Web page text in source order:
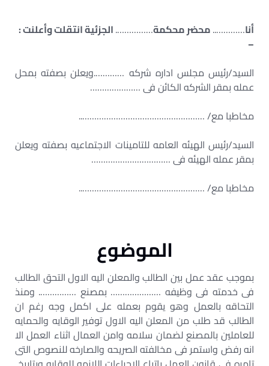
أنا…………..محضر محكمة…………….الجزئية انتقلت وأعلنت :
–
السيد/رئيس مجلس اداره شركه ………….ويعلن بصفته بمحل
عمله بمقر الشركه الكائن فى …………………
مخاطبا مع/ ……………………………………………..
السيد/رئيس الهيئه العامه للتامينات الاجتماعيه بصفته ويعلن
بمقر عمله الهيئه فى ……………………………
مخاطبا مع/ ……………………………………………..
الموضوع
بموجب عقد عمل بين الطالب والمعلن اليه الاول التحق الطالب
فى خدمته فى وظيفه ………………… بمصنع ……………. ومنذ
التحاقه بالعمل وهو يقوم بعمله على اكمل وجه رغم ان
الطالب قد طلب من المعلن اليه الاول توفير الوقايه والحمايه
للعاملين بالمصنع لضمان سلامه وامن العمال اثناء العمل الا
انه رفض واستمر فى مخالفته الصريحه والصارخه للنصوص التى